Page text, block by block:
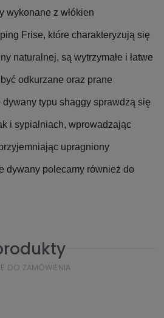
wykonane z włókien
Frise, które charakteryzują się
naturalnej, są wytrzymałe i łatwe
odkurzane oraz prane
typu shaggy sprawdzą się
i sypialniach, wprowadzając
upragniony
dywany polecamy również do
DO ZAMÓWIENIA